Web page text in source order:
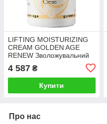
LIFTING MOISTURIZING
CREAM GOLDEN AGE
RENEW Зволожувальний
4 587 ₴
Купити
Про нас